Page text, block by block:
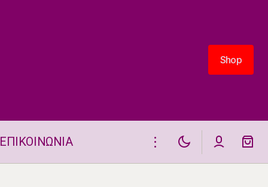
Shop
Shop
ΕΠΙΚΟΙΝΩΝΙΑ